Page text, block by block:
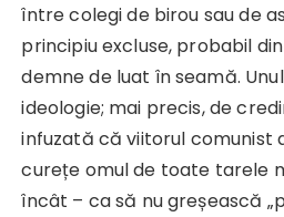
între colegi de birou sau de
principiu excluse, probabil
demne de luat în seamă.
ideologie; mai precis, de
infuzată că viitorul comunist
curețe omul de toate tarele
încât – ca să nu greșească